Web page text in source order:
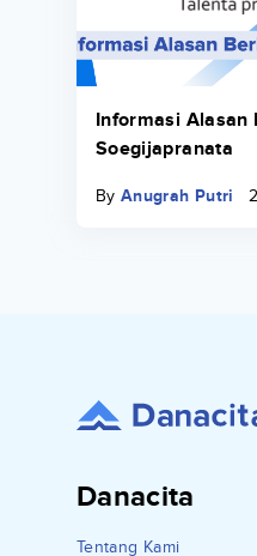
Informasi Alasan
Soegijapranata
By Anugrah Putri
Danacita
Tentang Kami